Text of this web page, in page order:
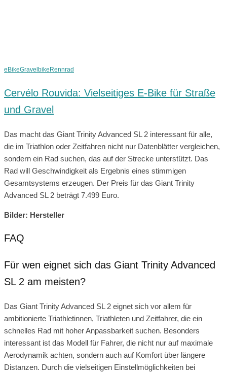
eBikeGravelbike Rennrad
Cervélo Rouvida: Vielseitiges E-Bike für Straße
und Gravel
Das macht das Giant Trinity Advanced SL 2 interessant für alle,
die im Triathlon oder Zeitfahren nicht nur Datenblätter vergleichen,
sondern ein Rad suchen, das auf der Strecke unterstützt. Das
Rad will Geschwindigkeit als Ergebnis eines stimmigen
Gesamtsystems erzeugen. Der Preis für das Giant Trinity
Advanced SL 2 beträgt 7.499 Euro.
Bilder: Hersteller
FAQ
Für wen eignet sich das Giant Trinity Advanced
SL 2 am meisten?
Das Giant Trinity Advanced SL 2 eignet sich vor allem für
ambitionierte Triathletinnen, Triathleten und Zeitfahrer, die ein
schnelles Rad mit hoher Anpassbarkeit suchen. Besonders
interessant ist das Modell für Fahrer, die nicht nur auf maximale
Aerodynamik achten, sondern auch auf Komfort über längere
Distanzen. Durch die vielseitigen Einstellmöglichkeiten bei